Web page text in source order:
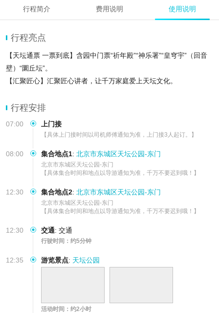
行程简介 费用说明 使用说明
行程亮点
【天坛通票 一票到底】含园中门票“祈年殿”“神乐署”“皇穹宇”（回音
壁）“圜丘坛”。
【汇聚匠心】汇聚匠心讲者，让千万家庭爱上天坛文化。
行程安排
07:00 上门接
【具体上门接时间以司机师傅通知为准，上门接3人起订。】
08:00 集合地点1: 北京市东城区天坛公园-东门
北京市东城区天坛公园-东门
【具体集合时间和地点以导游通知为准，千万不要迟到哦！】
12:30 集合地点2: 北京市东城区天坛公园-东门
北京市东城区天坛公园-东门
【具体集合时间和地点以导游通知为准，千万不要迟到哦！】
12:30 交通: 交通
行驶时间：约5分钟
12:35 游览景点: 天坛公园
活动时间：约2小时